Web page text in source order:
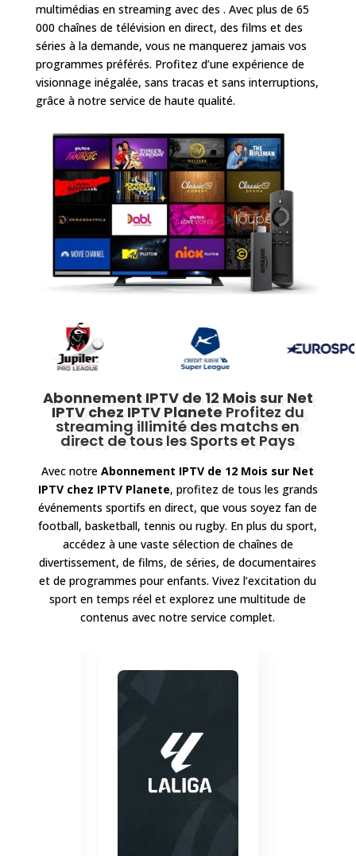
multimédias en streaming avec des . Avec plus de 65
000 chaînes de télévision en direct, des films et des
séries à la demande, vous ne manquerez jamais vos
programmes préférés. Profitez d’une expérience de
visionnage inégalée, sans tracas et sans interruptions,
grâce à notre service de haute qualité.
Abonnement IPTV de 12 Mois sur Net
IPTVchez IPTV PlaneteProfitez du
streaming illimité des matchs en
direct de tous les Sports et Pays
Avec notreAbonnement IPTV de 12 Mois sur Net
IPTVchez IPTV Planete, profitez de tous les grands
événements sportifs en direct, que vous soyez fan de
football, basketball, tennis ou rugby. En plus du sport,
accédez à une vaste sélection de chaînes de
divertissement, de films, de séries, de documentaires
et de programmes pour enfants. Vivez l’excitation du
sport en temps réel et explorez une multitude de
contenus avec notre service complet.